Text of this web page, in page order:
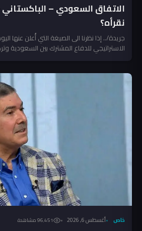
الاتفاق السعودي –
نقرأه؟
جريدة/.. إذا نظرنا الى الصيغة التي أُعلن عنها
الاستراتيجي للدفاع المشترك بين السعودية
خاص أغسطس 6, 2026 96٬451 مشاهدة